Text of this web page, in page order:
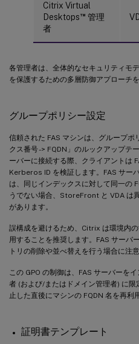
Citrix Virtual
Desktops™ 管理
者
各管理者は、全体的なセキュリティモ
を保護するための多層防御アプローチ
グループポリシー設定
信頼された FAS マシンは、グループポ
クス番号 -> FQDN」のルックアップテ
ーバーに接続する際、クライアントは
Kerberos ID を検証します。FAS サー
は、同じインデックスに対して同一の
うでない場合、StoreFront と VDA は
があります。
誤構成を避けるため、Citrix は環境内
用することを推奨します。FAS サーバ
トリの削除や並べ替えを行う場合に注
この GPO の制御は、FAS サーバーを
者 (および/またはドメイン管理者) に
止した直後にマシンの FQDN 名を再利
証明書テンプレート